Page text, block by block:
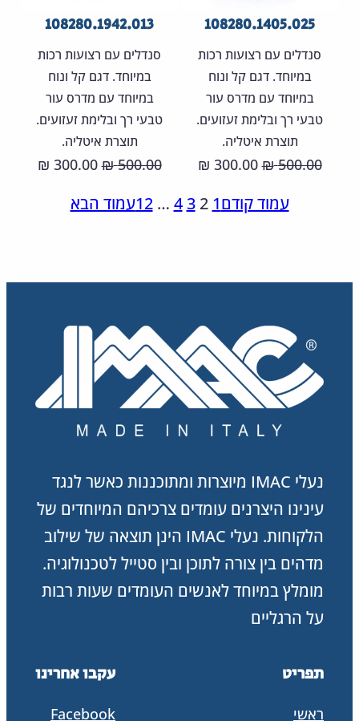
108280.1405.025
סנדלים עם רצועות רכות
במיוחד. דגם קל ונוח
במיוחד עם מדרס עור
טבעי רך ובלימת זעזועים.
תוצרת איטליה.
500.00
₪ המחיר
היה:
300.00
₪
המחיר
הוא:
108280.1942.013
סנדלים עם רצועות רכות
במיוחד. דגם קל ונוח
במיוחד עם מדרס עור
טבעי רך ובלימת זעזועים.
תוצרת איטליה.
500.00
₪ המחיר
היה:
300.00
₪
עמוד קודם1
2
3
4
…
12עמוד הבא
נעלי IMAC מיוצרות ומתוכננות כאשר לנגד
עינינו היצרנים עומדים צרכיהם המיוחדים של
הלקוחות. נעלי IMAC הינן תוצאה של שילוב
מדהים בין צורה לתוכן ובין סטייל לטכנולוגיה.
מומלץ במיוחד לאנשים העומדים שעות רבות
על הרגליים
תפריט
ראשי
עקבו אחרינו
Facebook